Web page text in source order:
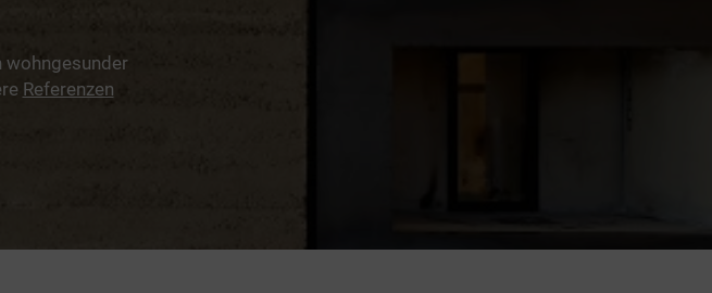
wohngesunder
Referenzen